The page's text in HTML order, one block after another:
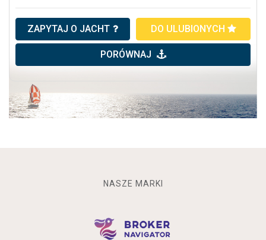
ZAPYTAJ O JACHT DO ULUBIONYCH
PORÓWNAJ
NASZE MARKI